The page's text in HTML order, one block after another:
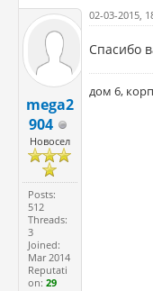
mega2
904
Новосел
Posts:
512
Threads:
3
Joined:
Mar 2014
Reputati
on:29
02-03-2015,
Спасибо
дом 6,